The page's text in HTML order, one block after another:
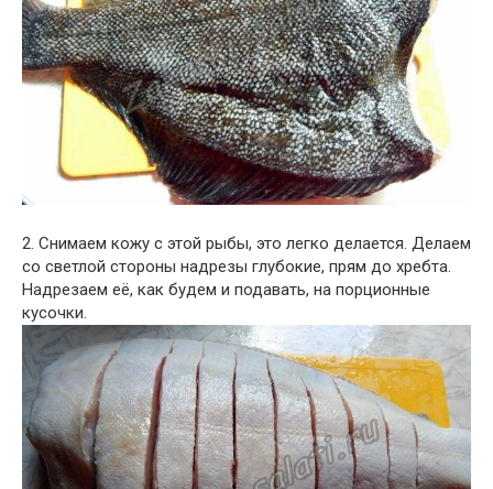
2. Снимаем кожу с этой рыбы, это легко делается. Делаем
со светлой стороны надрезы глубокие, прям до хребта.
Надрезаем её, как будем и подавать, на порционные
кусочки.